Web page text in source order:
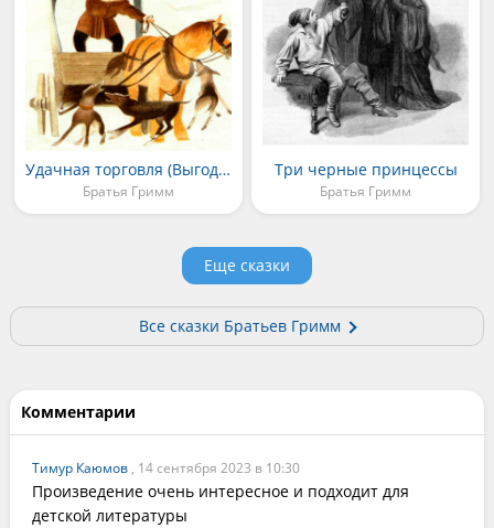
Удачная торговля (Выгодное дело)
Братья Гримм
Три черные принцессы
Братья Гримм
Еще сказки
Все сказки Братьев Гримм
Комментарии
Тимур Каюмов, 14 сентября 2023 в 10:30
Произведение очень интересное и подходит для
детской литературы